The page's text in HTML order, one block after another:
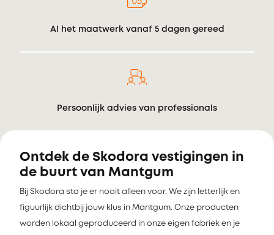
Al het maatwerk vanaf 5 dagen gereed
Persoonlijk advies van professionals
Ontdek de Skodora vestigingen in
de buurt van Mantgum
Bij Skodora sta je er nooit alleen voor. We zijn letterlijk en
figuurlijk dichtbij jouw klus in Mantgum. Onze producten
worden lokaal geproduceerd in onze eigen fabriek en je